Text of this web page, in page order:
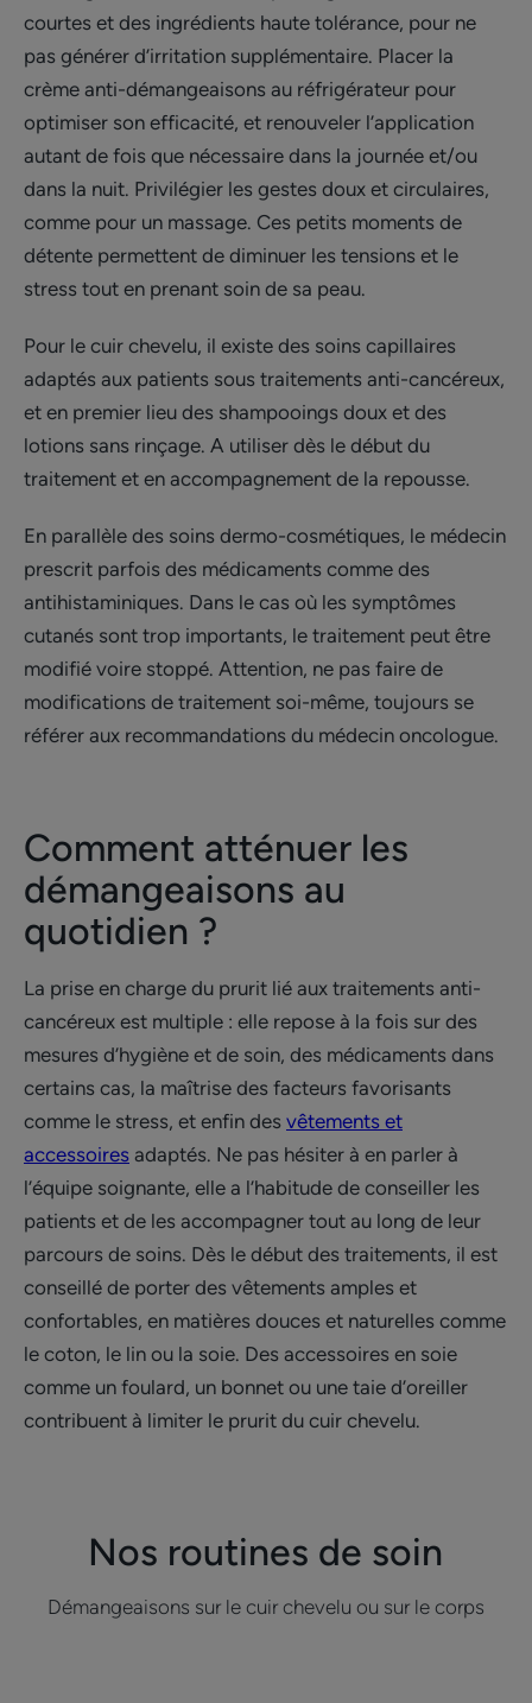
courtes et des ingrédients haute tolérance, pour ne
pas générer d’irritation supplémentaire. Placer la
crème anti-démangeaisons au réfrigérateur pour
optimiser son efficacité, et renouveler l’application
autant de fois que nécessaire dans la journée et/ou
dans la nuit. Privilégier les gestes doux et circulaires,
comme pour un massage. Ces petits moments de
détente permettent de diminuer les tensions et le
stress tout en prenant soin de sa peau.
Pour le cuir chevelu, il existe des soins capillaires
adaptés aux patients sous traitements anti-cancéreux,
et en premier lieu des shampooings doux et des
lotions sans rinçage. A utiliser dès le début du
traitement et en accompagnement de la repousse.
En parallèle des soins dermo-cosmétiques, le médecin
prescrit parfois des médicaments comme des
antihistaminiques. Dans le cas où les symptômes
cutanés sont trop importants, le traitement peut être
modifié voire stoppé. Attention, ne pas faire de
modifications de traitement soi-même, toujours se
référer aux recommandations du médecin oncologue.
Comment atténuer les
démangeaisons au
quotidien ?
La prise en charge du prurit lié aux traitements anti-
cancéreux est multiple : elle repose à la fois sur des
mesures d’hygiène et de soin, des médicaments dans
certains cas, la maîtrise des facteurs favorisants
comme le stress, et enfin des vêtements et
accessoires adaptés. Ne pas hésiter à en parler à
l’équipe soignante, elle a l’habitude de conseiller les
patients et de les accompagner tout au long de leur
parcours de soins. Dès le début des traitements, il est
conseillé de porter des vêtements amples et
confortables, en matières douces et naturelles comme
le coton, le lin ou la soie. Des accessoires en soie
comme un foulard, un bonnet ou une taie d’oreiller
contribuent à limiter le prurit du cuir chevelu.
Nos routines de soin
Démangeaisons sur le cuir chevelu ou sur le corps